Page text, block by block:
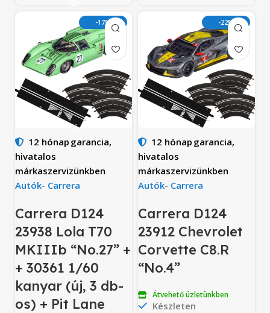
-17%
12 hónap garancia,
hivatalos
márkaszervizünkben
Autók- Carrera
Carrera D124
23938 Lola T70
MKIIIb “No.27” +
+ 30361 1/60
kanyar (új, 3 db-
os) + Pit Lane
-22%
12 hónap garancia,
hivatalos
márkaszervizünkben
Autók- Carrera
Carrera D124
23912 Chevrolet
Corvette C8.R
“No.4”
Átvehető üzletünkben
Készleten